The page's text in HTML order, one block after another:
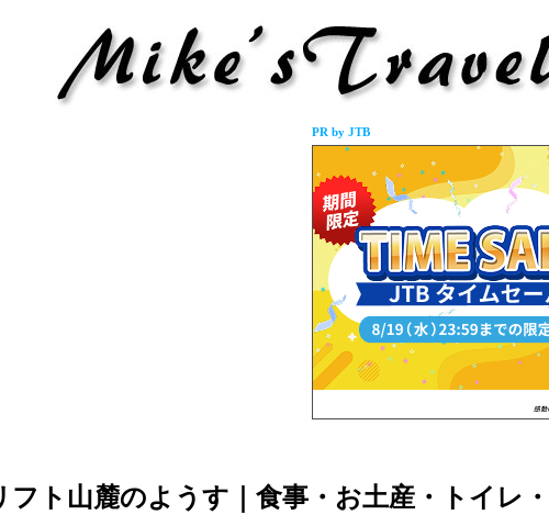
PR by JTB
フト山麓のようす｜食事・お土産・トイレ